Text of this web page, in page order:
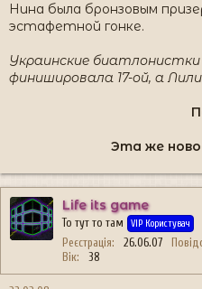
Нина была бронзовым
эстафетной гонке.
Украинские
финишировала 17-ой, а
Эта же
Life its game
То тут то там VIP Користувач
Реєстрація 26.06.07
Вік
38